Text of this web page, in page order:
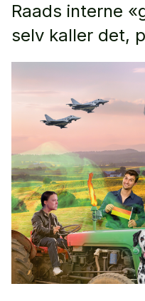
Raads interne
selv kaller det,
siste ukene.
profesjonell